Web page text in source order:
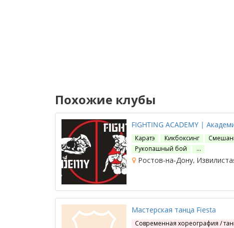
Похожие клубы
FIGHTING ACADEMY |
Каратэ Кикбоксинг
Рукопашный бой
…
Ростов-на-Дону,
Мастерская танца Fiesta
Современная хореография /